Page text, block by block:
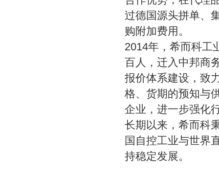
过德国源头拼单、
购附加费用。
2014年，希而科工
百人，迁入中邦商
报价体系建设，致
格、货期的预知与
企业，进一步强化
长期以来，希而科
国自控工业与世界
持稳定发展。